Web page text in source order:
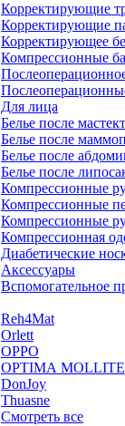
Корректирующие
Корректирующие
Корректирующее
Компрессионные
Для лица
Белье после
Белье после
Белье после
Белье после
Компрессионные
Компрессионные
Компрессионные
Компрессионная
Диабетические
Аксессуары
Вспомогательное
Reh4Mat
Orlett
OPPO
OPTIMA
DonJoy
Thuasne
Смотреть все